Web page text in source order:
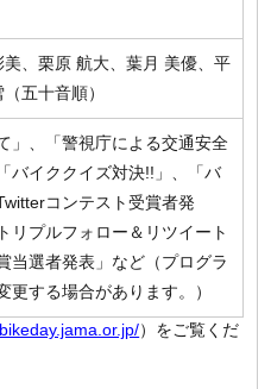
）をご覧くだ
、栗原 航大、葉月 美優、平
五十音順）
」、「警視庁による交通安全
バイククイズ対決!!」、「バ
コンテスト受賞者発
リプルフォロー＆リツイート
当選者発表」など（プログラ
更する場合があります。）